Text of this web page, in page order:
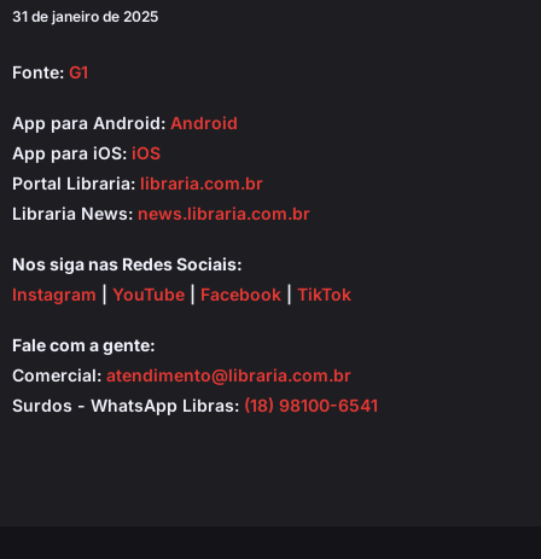
31 de janeiro de 2025
Fonte: G1
App para Android: Android
App para iOS: iOS
Portal Libraria: libraria.com.br
Libraria News: news.libraria.com.br
Nos siga nas Redes Sociais:
Instagram
YouTube Facebook TikTok
Fale com a gente:
Comercial: atendimento@libraria.com.br
Surdos - WhatsApp Libras: (18) 98100-6541